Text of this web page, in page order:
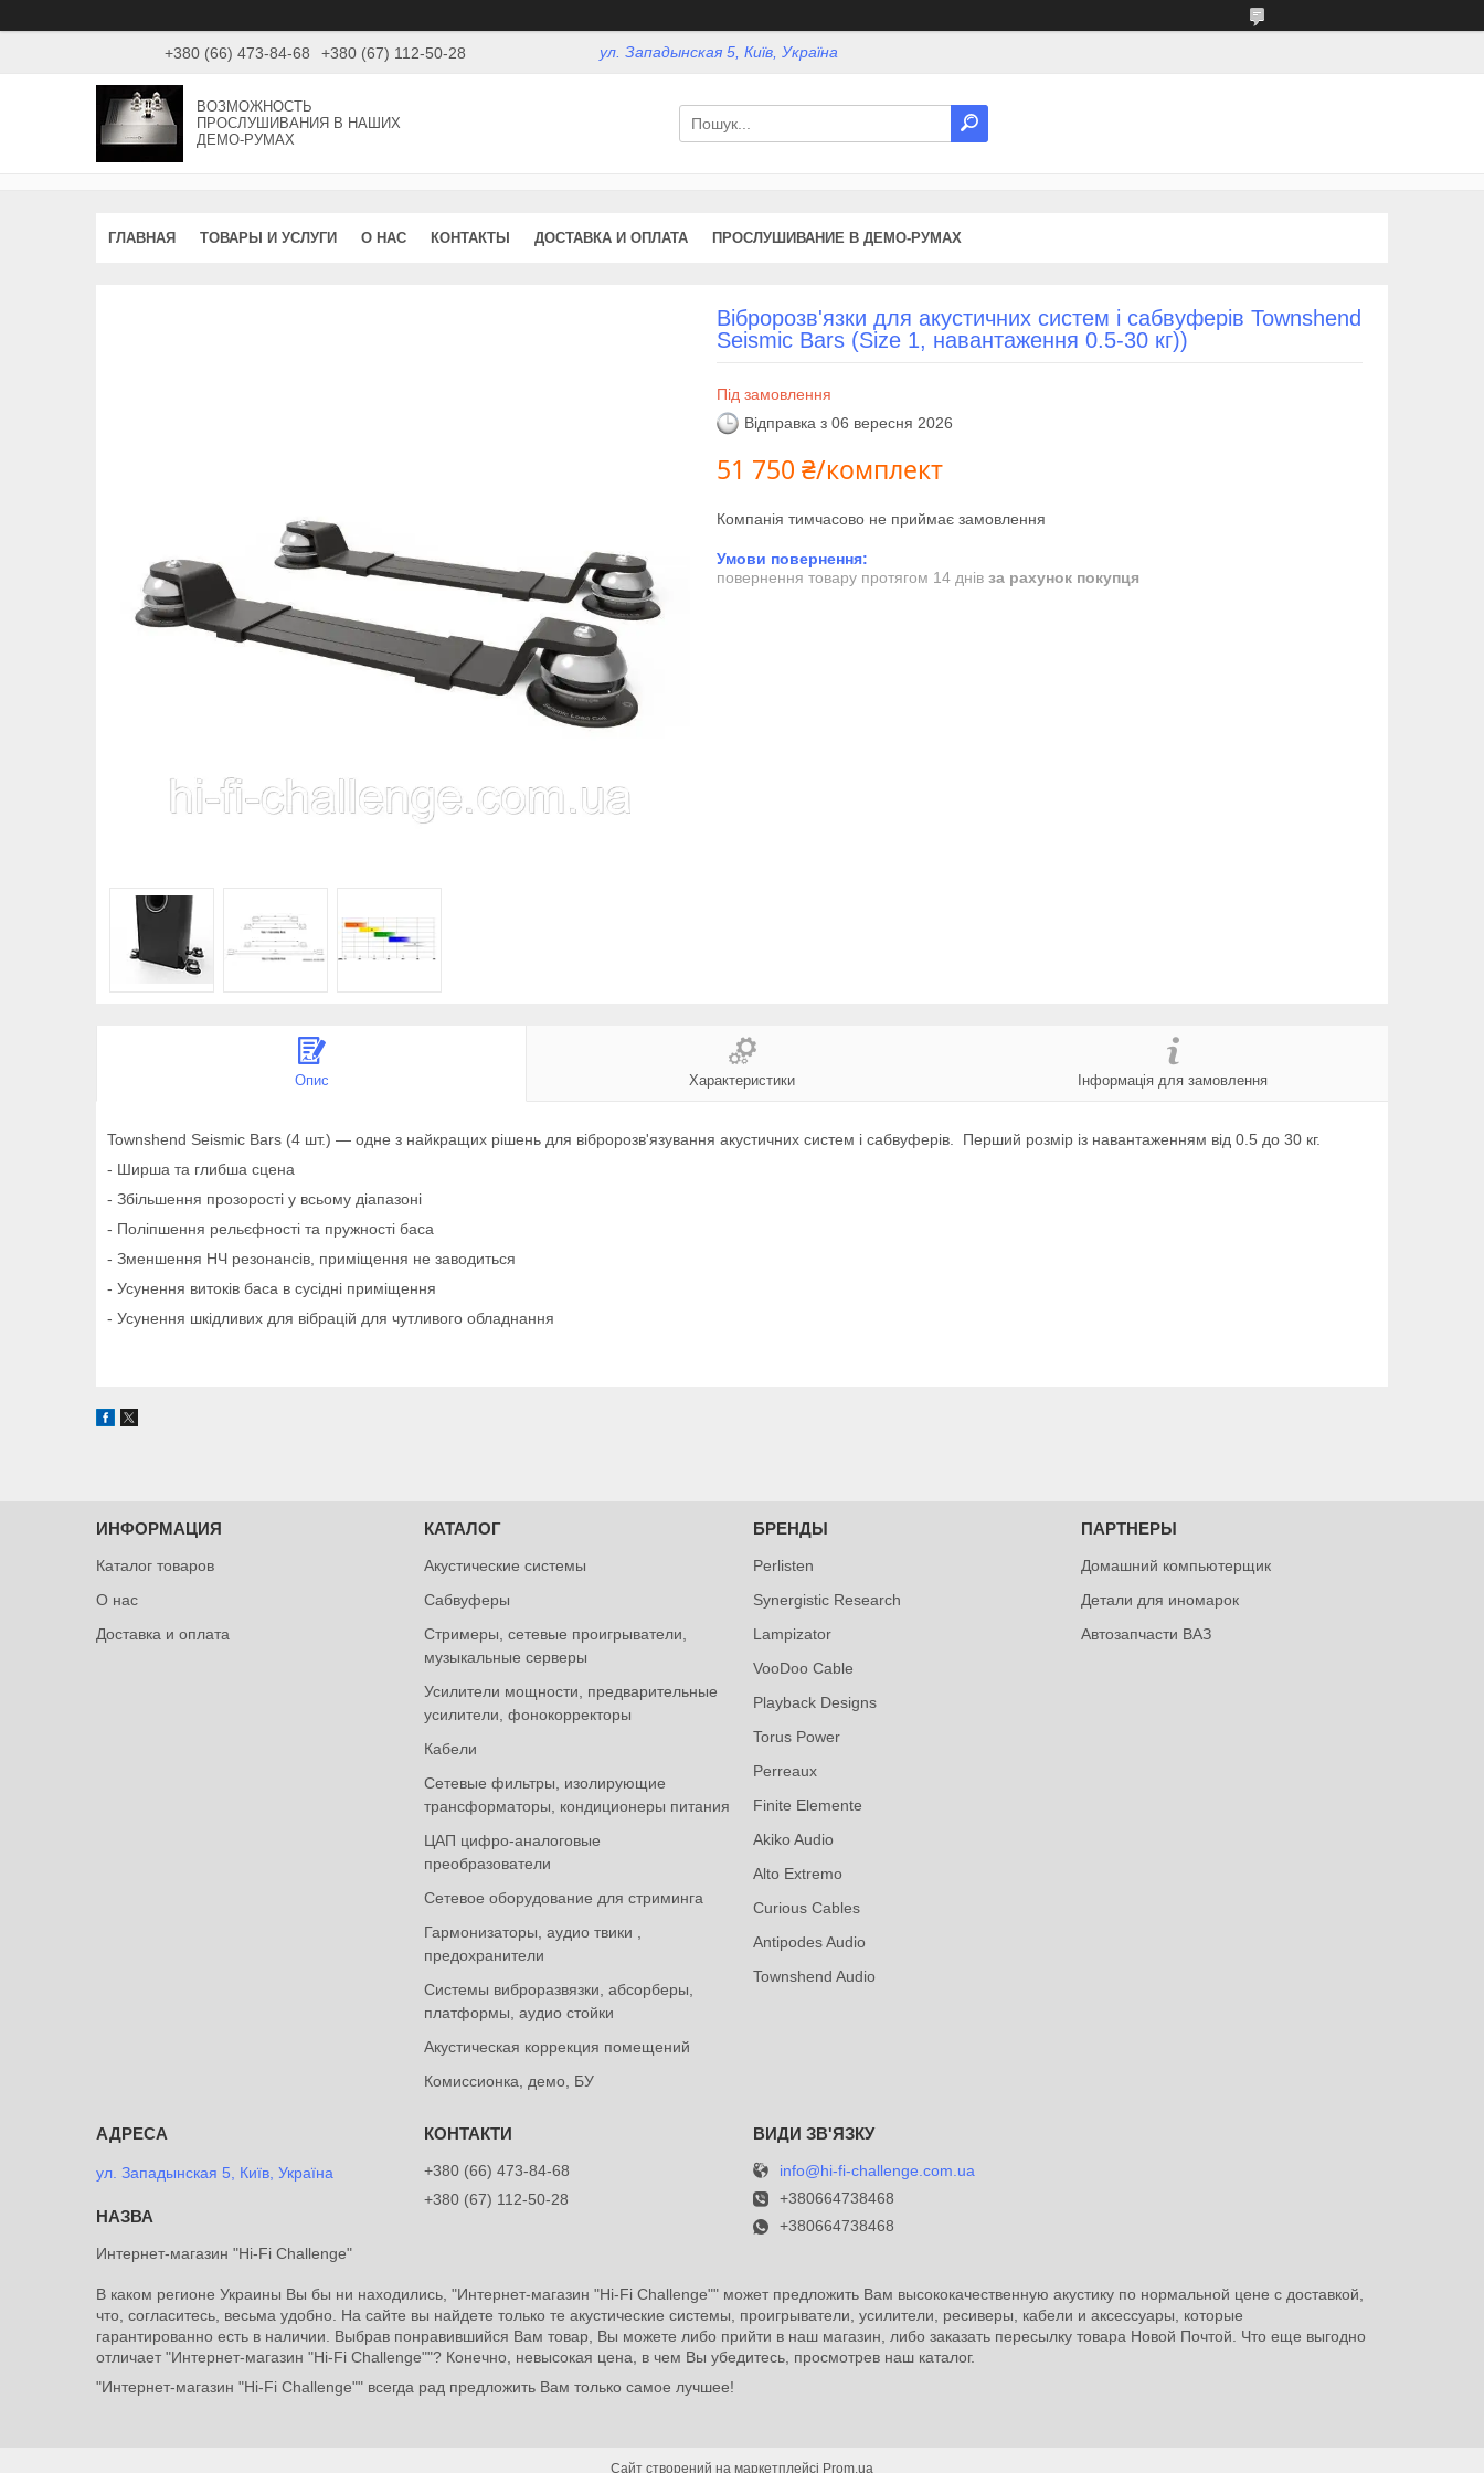
+380 (66) 473-84-68 +380 (67) 112-50-28 ул. Западынская 5, Київ, Україна
ВОЗМОЖНОСТЬ
ПРОСЛУШИВАНИЯ В НАШИХ
ДЕМО-РУМАХ
ГЛАВНАЯ ТОВАРЫ И УСЛУГИ О НАС КОНТАКТЫ ДОСТАВКА И ОПЛАТА ПРОСЛУШИВАНИЕ В ДЕМО-РУМАХ
Вібророзв'язки для акустичних систем і сабвуферів Townshend
Seismic Bars (Size 1, навантаження 0.5-30 кг))
Під замовлення
Відправка з 06 вересня 2026
51 750 ₴/комплект
Компанія тимчасово не приймає замовлення
повернення товару протягом 14 днів за рахунок покупця
Опис Характеристики Інформація для замовлення
Townshend Seismic Bars (4 шт.) — одне з найкращих рішень для вібророзв'язування акустичних систем і сабвуферів. Перший розмір із навантаженням від 0.5 до 30 кг.
- Ширша та глибша сцена
- Збільшення прозорості у всьому діапазоні
- Поліпшення рельєфності та пружності баса
- Зменшення НЧ резонансів, приміщення не заводиться
- Усунення витоків баса в сусідні приміщення
- Усунення шкідливих для вібрацій для чутливого обладнання
ИНФОРМАЦИЯ
Каталог товаров
О нас
Доставка и оплата
КАТАЛОГ
Акустические системы
Сабвуферы
Стримеры, сетевые проигрыватели,
музыкальные серверы
Усилители мощности, предварительные
усилители, фонокорректоры
Кабели
Сетевые фильтры, изолирующие
трансформаторы, кондиционеры питания
ЦАП цифро-аналоговые
преобразователи
Сетевое оборудование для стриминга
Гармонизаторы, аудио твики ,
предохранители
Системы виброразвязки, абсорберы,
платформы, аудио стойки
Акустическая коррекция помещений
Комиссионка, демо, БУ
БРЕНДЫ
Perlisten
Synergistic Research
Lampizator
VooDoo Cable
Playback Designs
Torus Power
Perreaux
Finite Elemente
Akiko Audio
Alto Extremo
Curious Cables
Antipodes Audio
Townshend Audio
ПАРТНЕРЫ
Домашний компьютерщик
Детали для иномарок
Автозапчасти ВАЗ
ул. Западынская 5, Київ, Україна
Интернет-магазин "Hi-Fi Challenge"
+380 (66) 473-84-68
+380 (67) 112-50-28
info@hi-fi-challenge.com.ua
+380664738468
+380664738468
В каком регионе Украины Вы бы ни находились, "Интернет-магазин "Hi-Fi Challenge"" может предложить Вам высококачественную акустику по нормальной цене с доставкой,
что, согласитесь, весьма удобно. На сайте вы найдете только те акустические системы, проигрыватели, усилители, ресиверы, кабели и аксессуары, которые
гарантированно есть в наличии. Выбрав понравившийся Вам товар, Вы можете либо прийти в наш магазин, либо заказать пересылку товара Новой Почтой. Что еще выгодно
отличает "Интернет-магазин "Hi-Fi Challenge""? Конечно, невысокая цена, в чем Вы убедитесь, просмотрев наш каталог.
"Интернет-магазин "Hi-Fi Challenge"" всегда рад предложить Вам только самое лучшее!
Сайт створений на маркетплейсі Prom.ua